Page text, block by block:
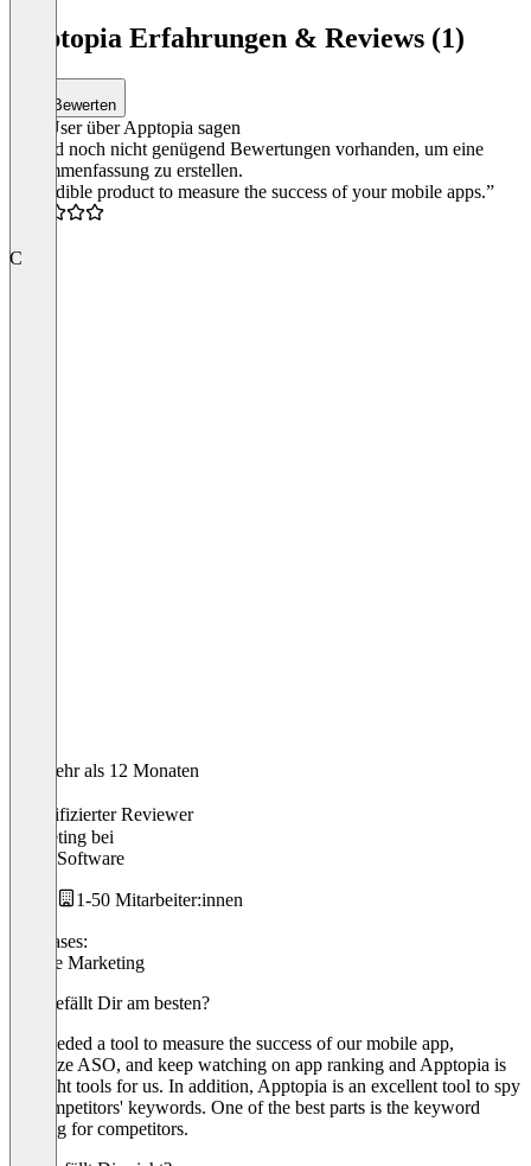
Apptopia Erfahrungen & Reviews (1)
Bewerten
Was User über Apptopia sagen
Es sind noch nicht genügend Bewertungen vorhanden, um eine
Zusammenfassung zu erstellen.
“Incredible product to measure the success of your mobile apps.”
C
Vor mehr als 12 Monaten
Verifizierter Reviewer
Marketing bei
Intent Software
1-50 Mitarbeiter:innen
Use cases:
Mobile Marketing
Was gefällt Dir am besten?
We needed a tool to measure the success of our mobile app,
optimize ASO, and keep watching on app ranking and Apptopia is
the right tools for us. In addition, Apptopia is an excellent tool to spy
on competitors' keywords. One of the best parts is the keyword
ranking for competitors.